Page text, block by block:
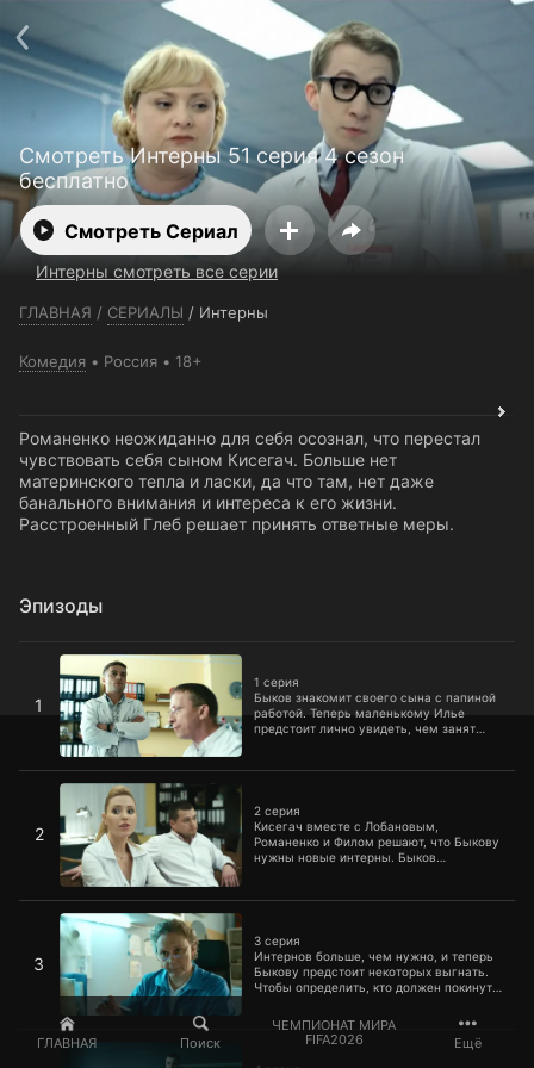
ГЛАВНАЯ Поиск
ЧЕМПИОНАТ МИРА
FIFA2026
Ещё
Смотреть Интерны 51 серия 4 сезон
бесплатно
Смотреть Сериал
Интерны смотреть все серии
ГЛАВНАЯ / СЕРИАЛЫ / Интерны
Комедия Россия 18+
Романенко неожиданно для себя осознал, что перестал
чувствовать себя сыном Кисегач. Больше нет
материнского тепла и ласки, да что там, нет даже
банального внимания и интереса к его жизни.
Расстроенный Глеб решает принять ответные меры.
Эпизоды
1
1 серия
Быков знакомит своего сына с папиной
работой. Теперь маленькому Илье
предстоит лично увидеть, чем занят
венерологом, а Быков получил в
Романенко работает в терапевтическом
отделении, и Андрей Евгеньевич орет
только на него. Быков теперь не
является непосредственным
начальником, но продолжает всех
1 серия
2
2 серия
Кисегач вместе с Лобановым,
Романенко и Филом решают, что Быкову
нужны новые интерны. Быков
жертв.
2 серия
3
3 серия
Интернов больше, чем нужно, и теперь
Быкову предстоит некоторых выгнать.
Чтобы определить, кто должен покинуть
раздает всем истории болезней
выписанных пациентов без диагноза.
Теперь ребятам предстоит разбиться на
группы, поставить правильный диагноз
3 серия
4 серия
+7 (727) 323 10 92
Пользовательское соглашение
Политика конфиденциальности
Открыть приложение
Ввести промокод